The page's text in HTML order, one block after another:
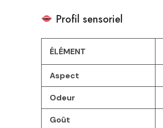
Profil sensoriel
ÉLÉMENT
Aspect
Odeur
Goût